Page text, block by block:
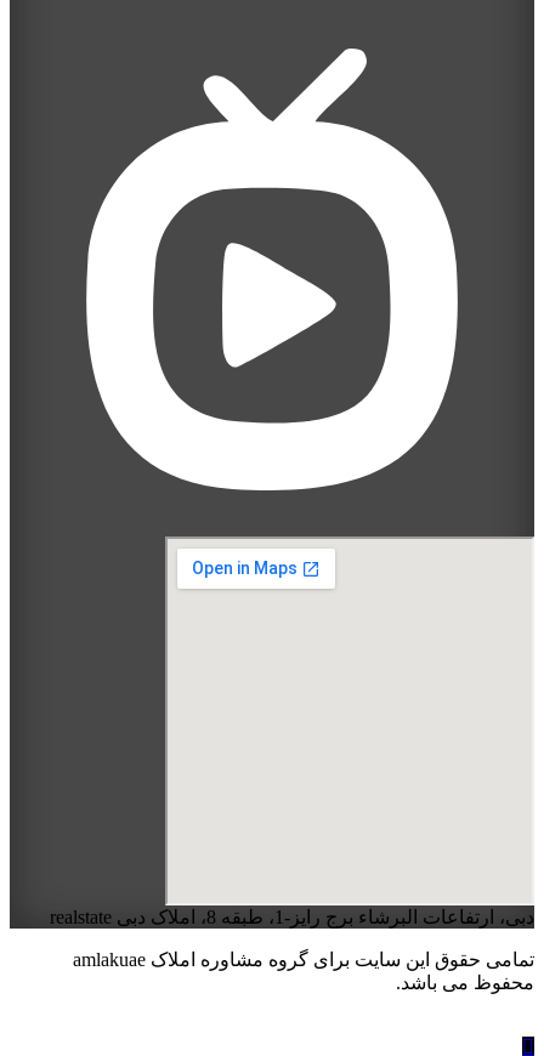
دبی، ارتفاعات البرشاء برج رایز-1، طبقه 8، املاک دبی realstate
تمامی حقوق این سایت برای گروه مشاوره املاک amlakuae
محفوظ می باشد.